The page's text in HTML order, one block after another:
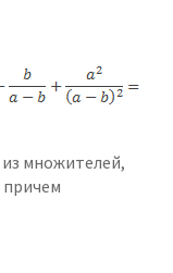
множителей,
причем